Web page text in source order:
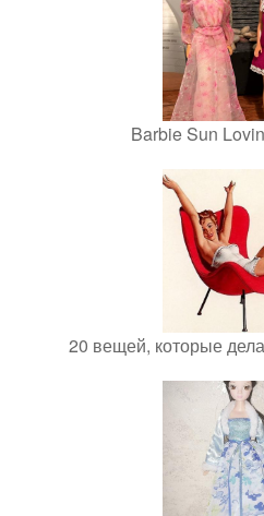
Barbie Sun
20 вещей, которые